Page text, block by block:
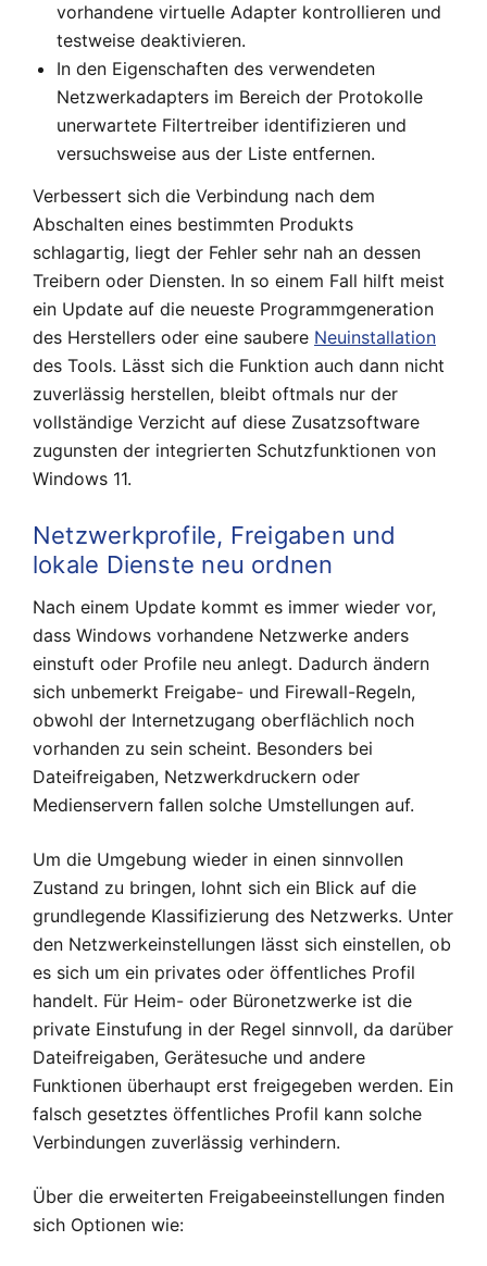
vorhandene virtuelle Adapter kontrollieren und
testweise deaktivieren.
In den Eigenschaften des verwendeten
Netzwerkadapters im Bereich der Protokolle
unerwartete Filtertreiber identifizieren und
versuchsweise aus der Liste entfernen.
Verbessert sich die Verbindung nach dem
Abschalten eines bestimmten Produkts
schlagartig, liegt der Fehler sehr nah an dessen
Treibern oder Diensten. In so einem Fall hilft meist
ein Update auf die neueste Programmgeneration
des Herstellers oder eine saubere Neuinstallation
des Tools. Lässt sich die Funktion auch dann nicht
zuverlässig herstellen, bleibt oftmals nur der
vollständige Verzicht auf diese Zusatzsoftware
zugunsten der integrierten Schutzfunktionen von
Windows 11.
Netzwerkprofile, Freigaben und
lokale Dienste neu ordnen
Nach einem Update kommt es immer wieder vor,
dass Windows vorhandene Netzwerke anders
einstuft oder Profile neu anlegt. Dadurch ändern
sich unbemerkt Freigabe- und Firewall-Regeln,
obwohl der Internetzugang oberflächlich noch
vorhanden zu sein scheint. Besonders bei
Dateifreigaben, Netzwerkdruckern oder
Medienservern fallen solche Umstellungen auf.
Um die Umgebung wieder in einen sinnvollen
Zustand zu bringen, lohnt sich ein Blick auf die
grundlegende Klassifizierung des Netzwerks. Unter
den Netzwerkeinstellungen lässt sich einstellen, ob
es sich um ein privates oder öffentliches Profil
handelt. Für Heim- oder Büronetzwerke ist die
private Einstufung in der Regel sinnvoll, da darüber
Dateifreigaben, Gerätesuche und andere
Funktionen überhaupt erst freigegeben werden. Ein
falsch gesetztes öffentliches Profil kann solche
Verbindungen zuverlässig verhindern.
Über die erweiterten Freigabeeinstellungen finden
sich Optionen wie: